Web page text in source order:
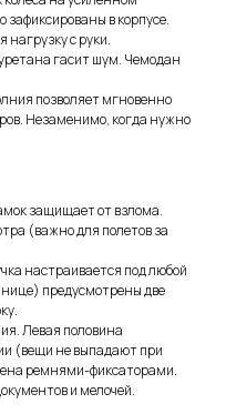
в корпусе.
с руки.
гасит шум. Чемодан
позволяет мгновенно
Незаменимо, когда нужно
защищает от взлома.
(важно для полетов за
настраивается под любой
предусмотрены две
Левая половина
(вещи не выпадают при
ремнями-фиксаторами.
и мелочей.